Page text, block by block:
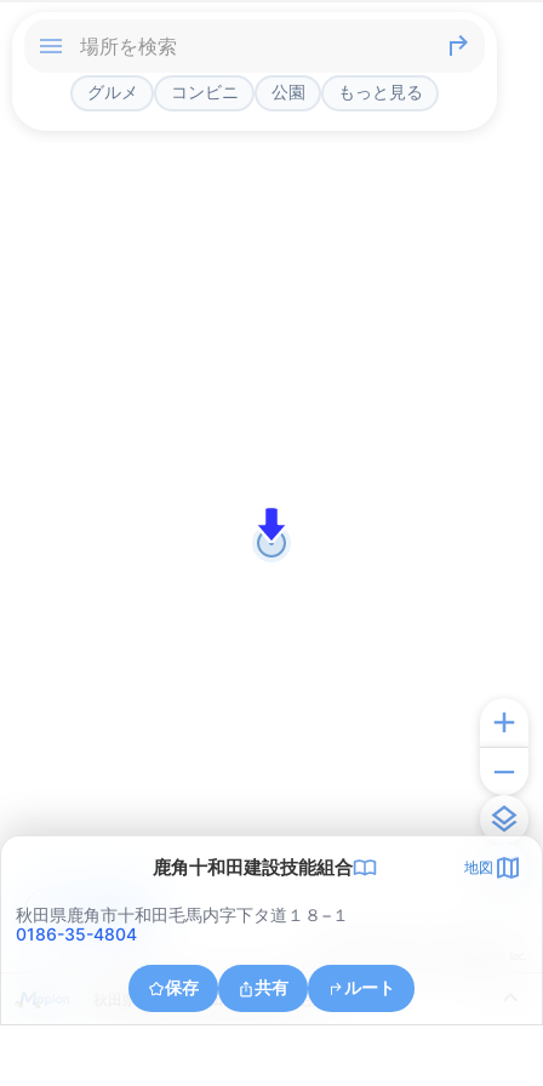
グルメ コンビニ 公園 もっと見る
鹿角十和田建設技能組合 地図
秋田県鹿角市十和田毛馬内字下タ道１８−１
0186-35-4804
保存 共有 ルート
秋田県鹿角市十和田毛馬内字汁毛川
アプリで見る